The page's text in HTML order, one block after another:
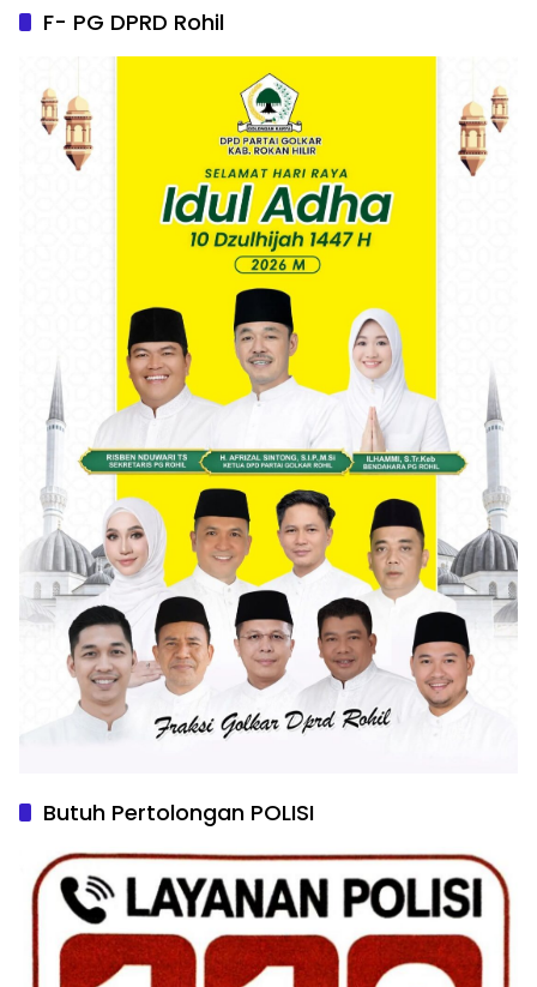
F- PG DPRD Rohil
Butuh Pertolongan POLISI